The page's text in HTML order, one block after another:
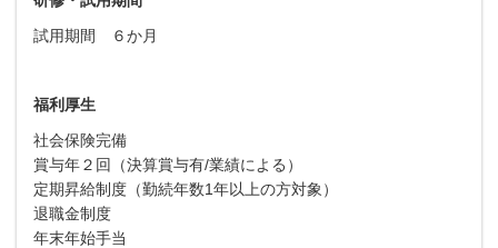
試用期間 ６か月
福利厚生
社会保険完備
賞与年２回（決算賞与有/業績による）
定期昇給制度（勤続年数1年以上の方対象）
退職金制度
年末年始手当